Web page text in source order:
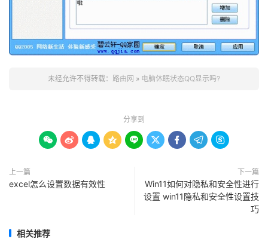
未经允许不得转载： 路由网 » 电脑休眠状态QQ显示吗?
分享到
        
上一篇
excel怎么设置数据有效性
下一篇
Win11如何对隐私和安全性进行
设置 win11隐私和安全性设置技
巧
相关推荐